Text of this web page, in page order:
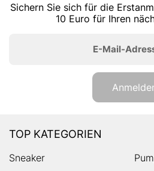
Sichern Sie sich für die
10 Euro für Ihren
E-Mail-
TOP KATEGORIEN
Sneaker